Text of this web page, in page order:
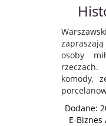
osoby
komody,
Dodane:
E-